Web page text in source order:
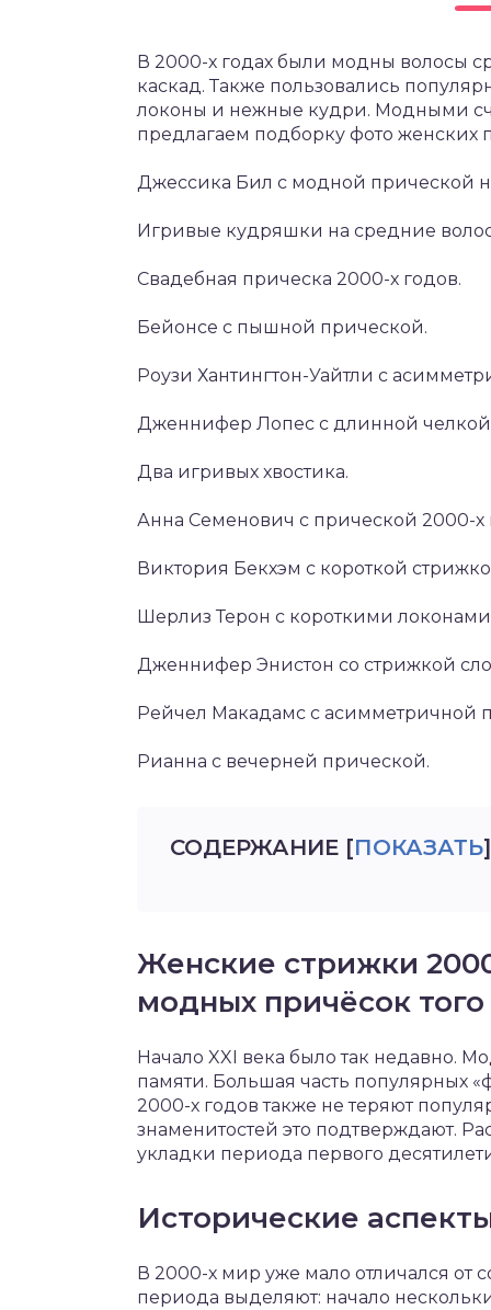
В 2000-х годах были модны волосы
каскад. Также пользовались
локоны и нежные кудри. Модными
предлагаем подборку фото женских
Джессика Бил с модной прической
Игривые кудряшки на средние
Свадебная прическа 2000-х годов.
Бейонсе с пышной прической.
Роузи Хантингтон-Уайтли с
Дженнифер Лопес с длинной
Два игривых хвостика.
Анна Семенович с прической 2000-х
Виктория Бекхэм с короткой
Шерлиз Терон с короткими
Дженнифер Энистон со стрижкой
Рейчел Макадамс с асимметричной
Рианна с вечерней прической.
СОДЕРЖАНИЕ [ПОКАЗАТЬ]
Женские стрижки
модных причёсок
Начало XXI века было так недавно.
памяти. Большая часть популярных
2000-х годов также не теряют
знаменитостей это подтверждают.
укладки периода первого
Исторические
В 2000-х мир уже мало отличался от
периода выделяют: начало